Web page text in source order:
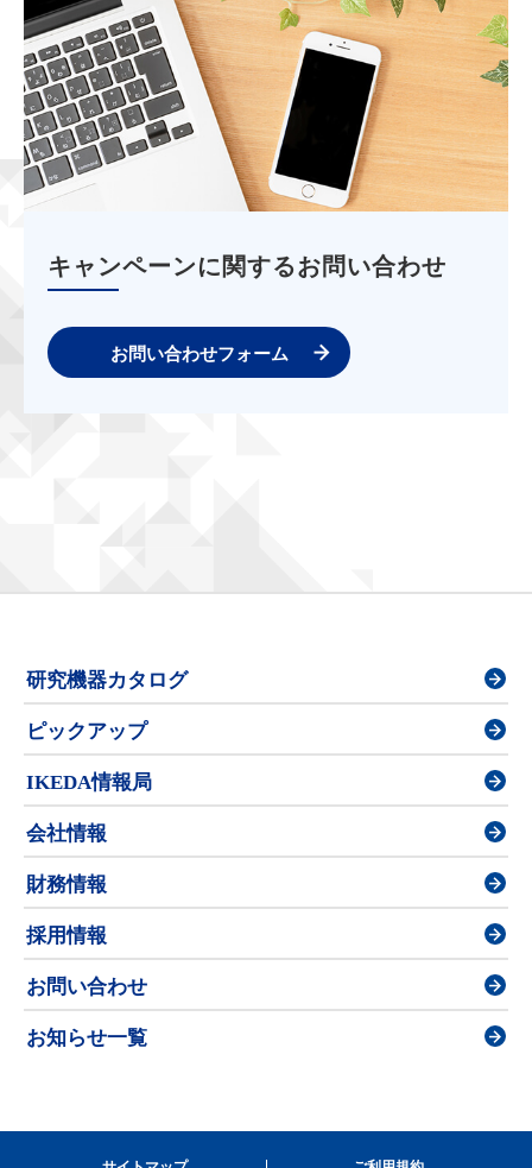
キャンペーンに関するお問い合わせ
お問い合わせフォーム
研究機器カタログ
ピックアップ
IKEDA情報局
会社情報
財務情報
採用情報
お問い合わせ
お知らせ一覧